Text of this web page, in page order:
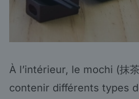
À l’intérieur, le mochi (抹
contenir différents types